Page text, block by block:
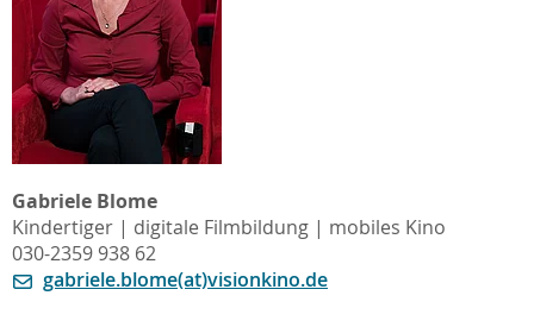
Gabriele Blome
Kindertiger | digitale Filmbildung | mobiles Kino
030-2359 938 62
gabriele.blome(at)visionkino.de